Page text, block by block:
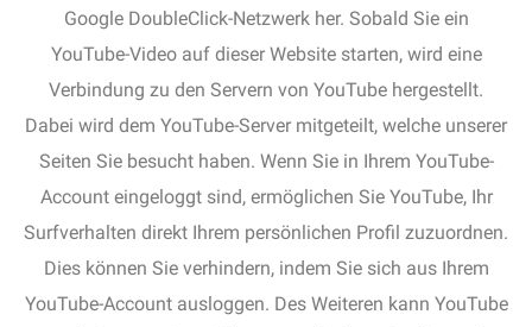
Google DoubleClick-Netzwerk her. Sobald Sie ein
YouTube-Video auf dieser Website starten, wird eine
Verbindung zu den Servern von YouTube hergestellt.
Dabei wird dem YouTube-Server mitgeteilt, welche unserer
Seiten Sie besucht haben. Wenn Sie in Ihrem YouTube-
Account eingeloggt sind, ermöglichen Sie YouTube, Ihr
Surfverhalten direkt Ihrem persönlichen Profil zuzuordnen.
Dies können Sie verhindern, indem Sie sich aus Ihrem
YouTube-Account ausloggen. Des Weiteren kann YouTube